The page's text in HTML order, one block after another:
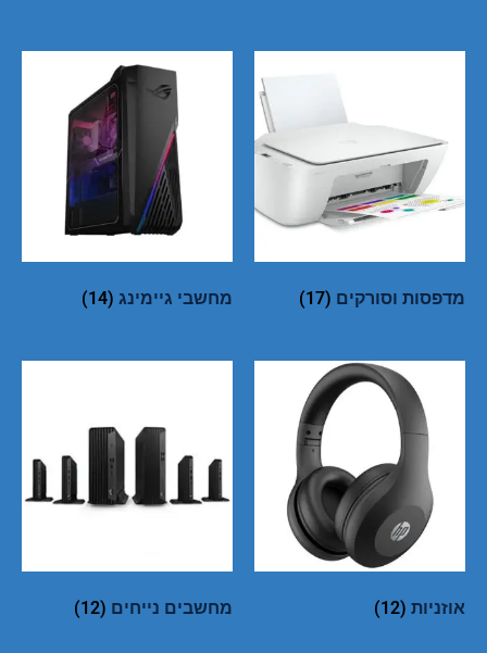
מדפסות וסורקים (17) מחשבי גיימינג (14)
אוזניות (12) מחשבים נייחים (12)